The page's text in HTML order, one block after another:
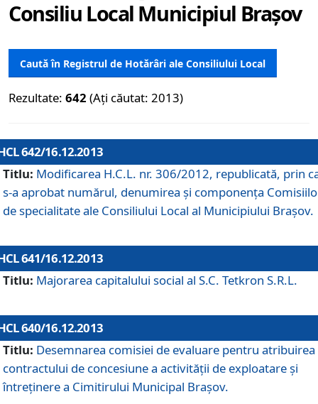
Consiliu Local Municipiul Brașov
Caută în Registrul de Hotărâri ale Consiliului Local
Rezultate: 642 (Ați căutat: 2013)
642/16.12.2013
Titlu: Modificarea H.C.L. nr. 306/2012, republicată, prin
s-a aprobat numărul, denumirea şi componenţa
de specialitate ale Consiliului Local al Municipiului Braşov.
641/16.12.2013
Titlu: Majorarea capitalului social al S.C. Tetkron S.R.L.
640/16.12.2013
Titlu: Desemnarea comisiei de evaluare pentru atribuirea
contractului de concesiune a activităţii de exploatare şi
întreţinere a Cimitirului Municipal Braşov.